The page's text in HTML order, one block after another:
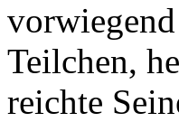
Teilchen,
reichte